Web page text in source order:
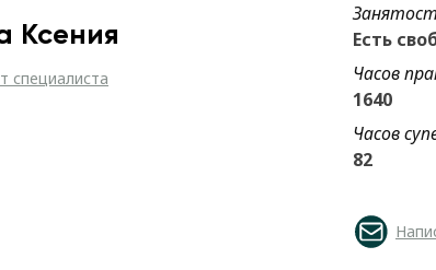
Ксения
специалиста
Есть
Часов
1640
Часов
82